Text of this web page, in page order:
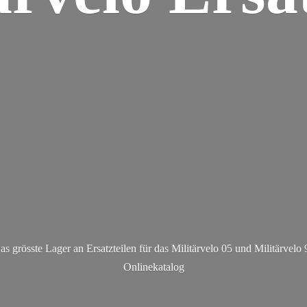
grösste Lager an Ersatzteilen für das Militärvelo 05 und Militärvelo
Onlinekatalog